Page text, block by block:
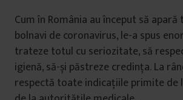
Cum în România au început să
bolnavi de coronavirus, le-a spus
trateze totul cu seriozitate, să
igienă, să-și păstreze credința. La
respectă toate indicațiile primite de